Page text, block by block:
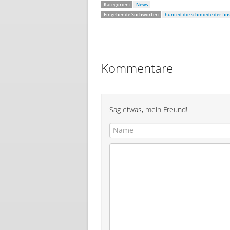
Kategorien:
News
Eingehende Suchwörter:
hunted die schmiede der
Kommentare
Sag etwas, mein Freund!